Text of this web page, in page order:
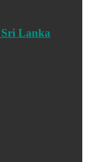
Lanka